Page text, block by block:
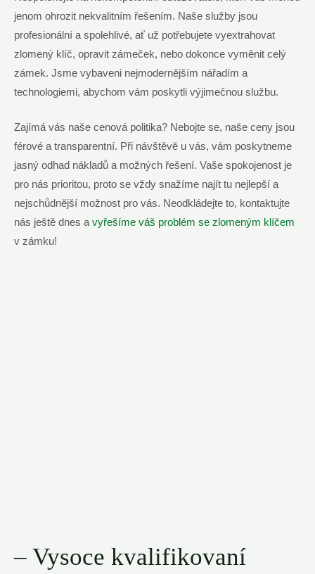
jenom ohrozit nekvalitním řešením. Naše služby jsou
profesionální a spolehlivé, ať už potřebujete vyextrahovat
zlomený klíč, opravit zámeček, nebo dokonce vyměnit celý
zámek. Jsme vybaveni nejmodernějším nářadím a
technologiemi, abychom vám poskytli výjimečnou službu.
Zajímá vás naše cenová politika? Nebojte se, naše ceny jsou
férové a transparentní. Při návštěvě u vás, vám poskytneme
jasný odhad nákladů a možných řešení. Vaše spokojenost je
pro nás prioritou, proto se vždy snažíme najít tu nejlepší a
nejschůdnější možnost pro vás. Neodkládejte to, kontaktujte
nás ještě dnes a vyřešíme váš problém se zlomeným klíčem
v zámku!
– Vysoce kvalifikovaní